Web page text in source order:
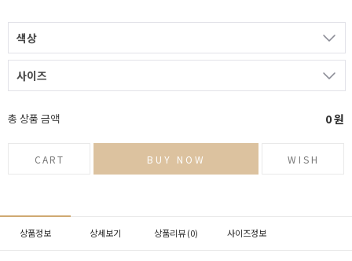
색상
사이즈
총 상품 금액 0원
CART BUY NOW WISH
상품정보 상세보기 상품리뷰 (0) 사이즈정보